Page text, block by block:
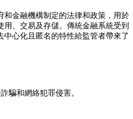
和金融機構制定的法律和政策，用於
用、交易及存儲。傳統金融系統受到
中心化且匿名的特性給監管者帶來了
騙和網絡犯罪侵害。